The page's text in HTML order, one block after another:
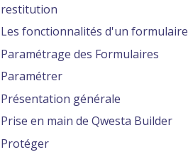
restitution
Les fonctionnalités d'un formulaire
Paramétrage des Formulaires
Paramétrer
Présentation générale
Prise en main de Qwesta Builder
Protéger